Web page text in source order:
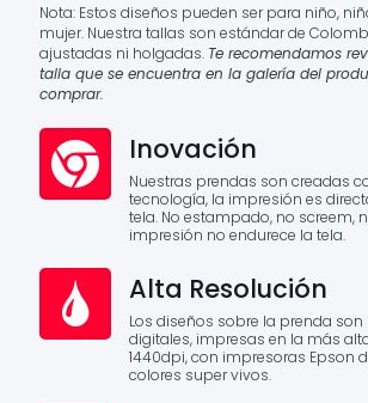
Nota: Estos diseños pueden ser para niño,
mujer. Nuestra tallas son estándar de
ajustadas ni holgadas. Te recomendamos
talla que se encuentra en la galería del
comprar.
Inovación
Nuestras prendas son creadas
tecnología, la impresión es
tela. No estampado, no screem,
impresión no endurece la tela.
Alta Resolución
Los diseños sobre la prenda
digitales, impresas en la más
1440dpi, con impresoras Epson
colores super vivos.